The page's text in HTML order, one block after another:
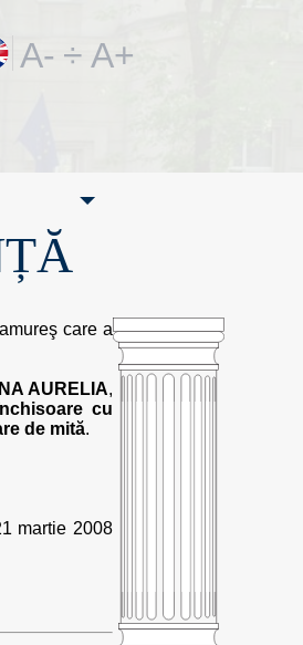
A- ÷ A+
care a
AURELIA,
cu
de mită.
martie 2008